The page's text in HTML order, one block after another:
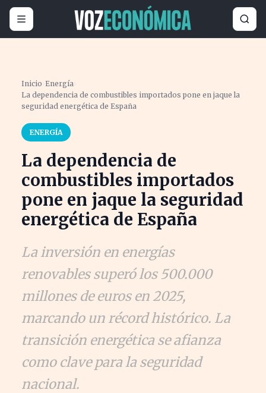
Inicio ›Energía›
La dependencia de combustibles importados pone en jaque la
seguridad energética de España
ENERGÍA
La dependencia de
combustibles importados
pone en jaque la seguridad
energética de España
La inversión en energías
renovables superó los 500.000
millones de euros en 2025,
marcando un récord histórico. La
transición energética se afianza
como clave para la seguridad
nacional.